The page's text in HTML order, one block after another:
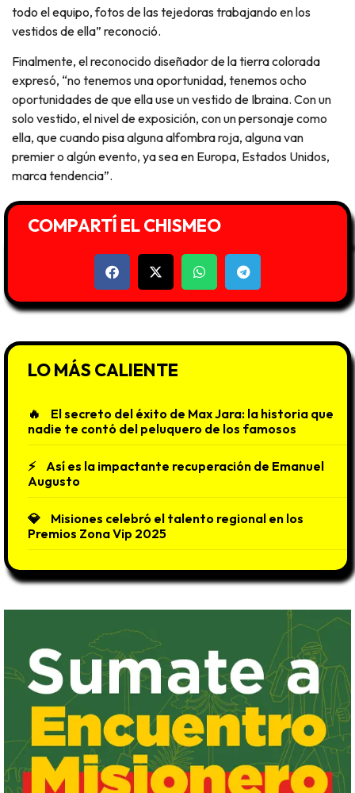
todo el equipo, fotos de las tejedoras trabajando en los
vestidos de ella” reconoció.
Finalmente, el reconocido diseñador de la tierra colorada
expresó, “no tenemos una oportunidad, tenemos ocho
oportunidades de que ella use un vestido de Ibraina. Con un
solo vestido, el nivel de exposición, con un personaje como
ella, que cuando pisa alguna alfombra roja, alguna van
premier o algún evento, ya sea en Europa, Estados Unidos,
marca tendencia”.
COMPARTÍ EL CHISMEO
LO MÁS CALIENTE
El secreto del éxito de Max Jara: la historia que
nadie te contó del peluquero de los famosos
Así es la impactante recuperación de Emanuel
Augusto
Misiones celebró el talento regional en los
Premios Zona Vip 2025